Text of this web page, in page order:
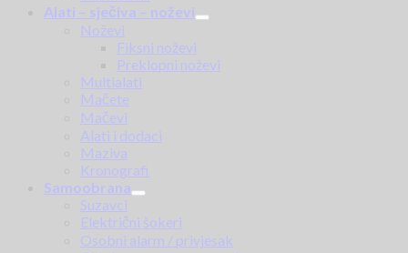
Alati – sječiva – noževi
Noževi
Fiksni noževi
Preklopni noževi
Multialati
Mačete
Mačevi
Alati i dodaci
Maziva
Kronografi
Samoobrana
Suzavci
Električni šokeri
Osobni alarm / privjesak